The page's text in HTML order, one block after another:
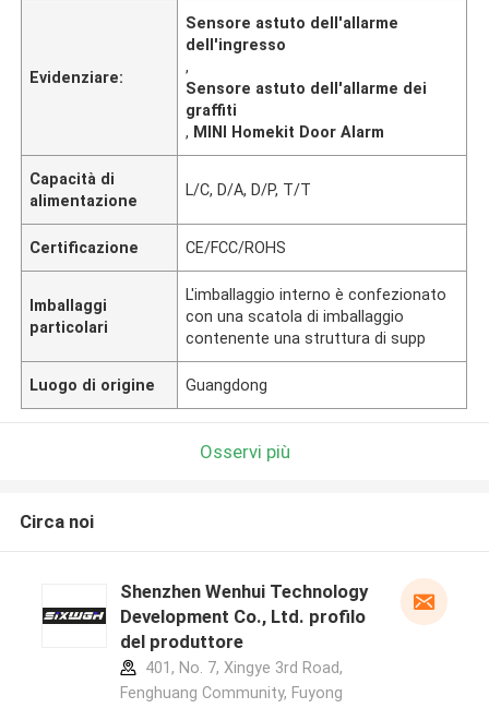
Evidenziare:
Sensore astuto dell'allarme
dell'ingresso
,
Sensore astuto dell'allarme dei
graffiti
, MINI Homekit Door Alarm
Capacità di
alimentazione
L/C, D/A, D/P, T/T
Certificazione CE/FCC/ROHS
Imballaggi
particolari
L'imballaggio interno è confezionato
con una scatola di imballaggio
contenente una struttura di supp
Luogo di origine Guangdong
Osservi più
Circa noi
Shenzhen Wenhui Technology
Development Co., Ltd. profilo
del produttore
401, No. 7, Xingye 3rd Road,
Fenghuang Community, Fuyong